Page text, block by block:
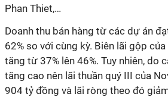
Phan Thiet,…
Doanh thu bán hàng từ các dự án
62% so với cùng kỳ. Biên lãi gộp
tăng từ 37% lên 46%. Tuy nhiên, do
tăng cao nên lãi thuần quý III của
904 tỷ đồng và lãi ròng theo đó